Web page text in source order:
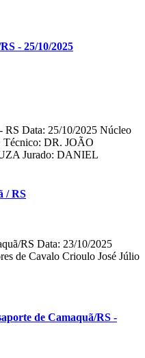
- 25/10/2025
RS Data: 25/10/2025 Núcleo
DR. JOÃO
Jurado: DANIEL
/ RS
RS Data: 23/10/2025
de Cavalo Crioulo José Júlio
de Camaquã/RS -